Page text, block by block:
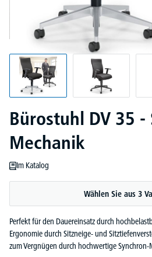
Bürostuhl DV 35 -
Mechanik
Im Katalog
Wählen Sie aus 3
Perfekt für den Dauereinsatz durch
Ergonomie durch Sitzneige- und
zum Vergnügen durch hochwertige